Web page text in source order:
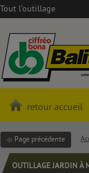
Tout l'outillage
retour accueil
Page précédente
OUTILLAGE JARDIN À